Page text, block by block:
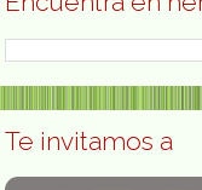
Te invitamos a